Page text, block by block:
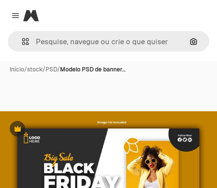
Close menu
Magnific
Início/stock/PSD/Modelo PSD de banner…
Premium